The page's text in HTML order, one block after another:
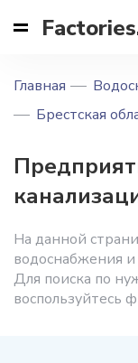
Главная
Брестская
На данной
водоснабжения и
Для поиска по
воспользуйтесь